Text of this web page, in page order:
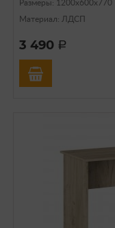
Размеры: 1200х600х770
Материал: ЛДСП
3 490 a